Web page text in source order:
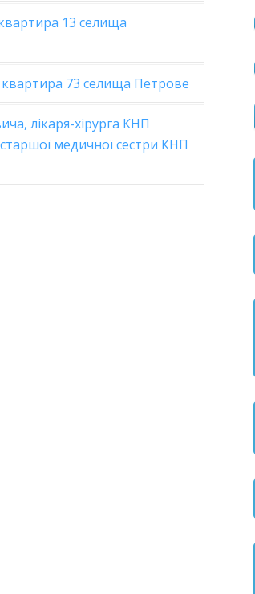
13 селища
73 селища Петрове
лікаря-хірурга КНП
медичної сестри КНП